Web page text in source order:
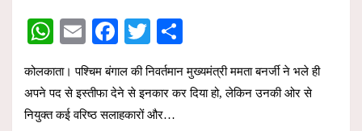
W
at
s
E
m
ail
F
ce
b
T
wi
tt
er
ar
कोलकाता। पश्चिम बंगाल की निवर्तमान मुख्यमंत्री ममता बनर्जी ने भले ही
अपने पद से इस्तीफा देने से इनकार कर दिया हो, लेकिन उनकी ओर से
नियुक्त कई वरिष्ठ सलाहकारों और…